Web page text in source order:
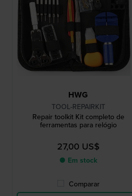
HWG
TOOL-REPAIRKIT
Repair toolkit Kit completo de
ferramentas para relógio
27,00 US$
● Em stock
Comparar